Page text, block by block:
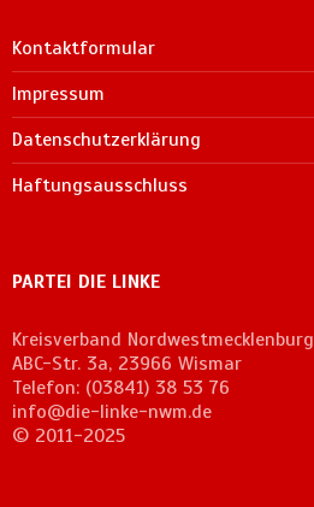
Kontaktformular
Impressum
Datenschutzerklärung
Haftungsausschluss
PARTEI DIE LINKE
Kreisverband Nordwestmecklenburg
ABC-Str. 3a, 23966 Wismar
Telefon: (03841) 38 53 76
info@die-linke-nwm.de
© 2011-2025